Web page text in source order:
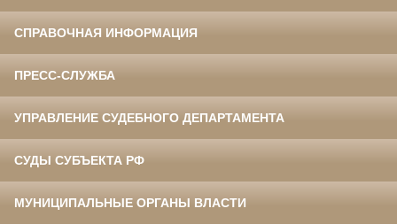
СПРАВОЧНАЯ ИНФОРМАЦИЯ
ПРЕСС-СЛУЖБА
УПРАВЛЕНИЕ СУДЕБНОГО ДЕПАРТАМЕНТА
СУДЫ СУБЪЕКТА РФ
МУНИЦИПАЛЬНЫЕ ОРГАНЫ ВЛАСТИ